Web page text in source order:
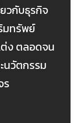
วกับธุรกิจ
มทรัพย์
ง ตลอดจน
นวัตกรรม
ร